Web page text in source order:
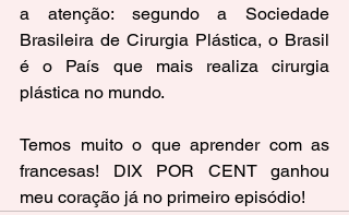
a atenção: segundo a Sociedade
Brasileira de Cirurgia Plástica, o Brasil
é o País que mais realiza cirurgia
plástica no mundo.
Temos muito o que aprender com as
francesas! DIX POR CENT ganhou
meu coração já no primeiro episódio!